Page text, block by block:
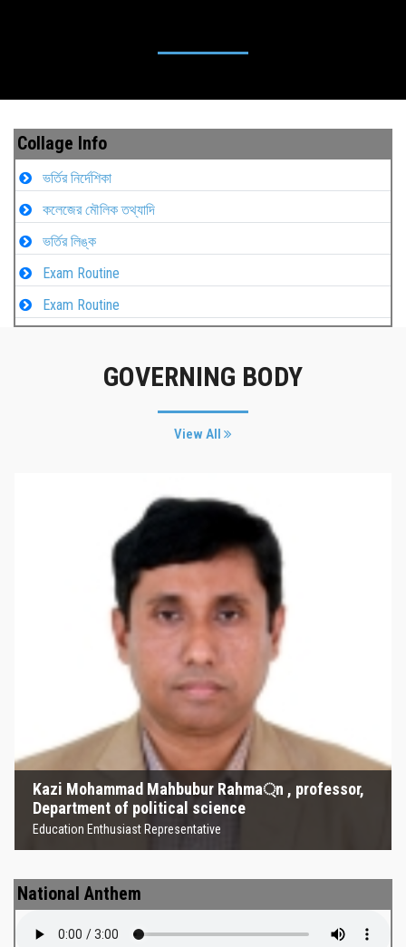
Collage Info
ভর্তির নির্দেশিকা
কলেজের মৌলিক তথ্যাদি
ভর্তির লিঙ্ক
Exam Routine
Exam Routine
GOVERNING BODY
View All
Kazi Mohammad Mahbubur Rahma্‌n , professor,
Department of political science
Education Enthusiast Representative
Kazi Mohammad Mahbubur
Rahma্‌n , professor, Department
of political science
Education Enthusiast Representative
National Anthem